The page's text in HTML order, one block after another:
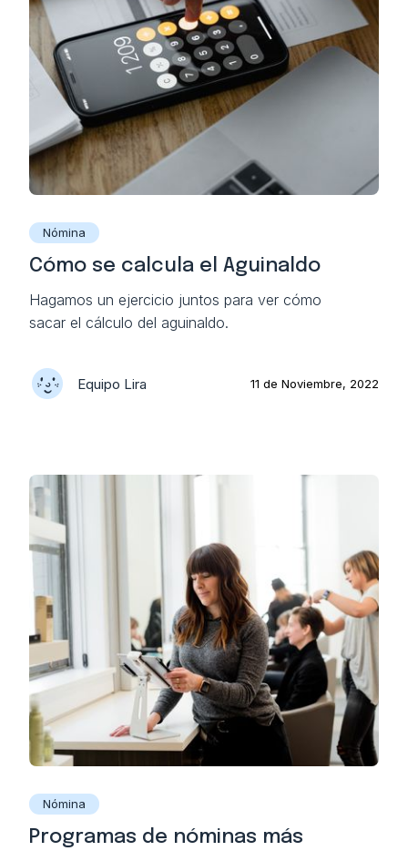
Nómina
Cómo se calcula el Aguinaldo
Hagamos un ejercicio juntos para ver cómo
sacar el cálculo del aguinaldo.
Equipo Lira 11 de Noviembre, 2022
Nómina
Programas de nóminas más